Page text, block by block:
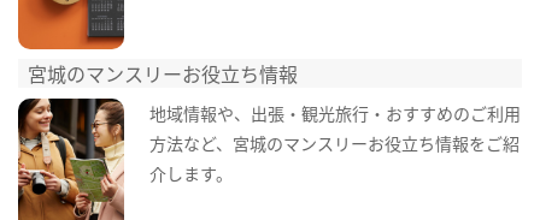
宮城のマンスリーお役立ち情報
地域情報や、出張・観光旅行・おすすめのご利用
方法など、宮城のマンスリーお役立ち情報をご紹
介します。